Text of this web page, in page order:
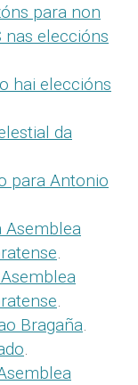
para non
nas eleccións
hai eleccións
da
para Antonio
Asemblea
.
.
Bragaña.
.